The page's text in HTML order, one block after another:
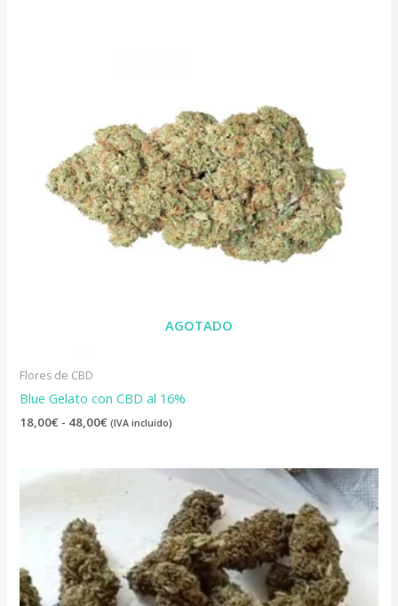
AGOTADO
Flores de CBD
Blue Gelato con CBD al 16%
18,00€ - 48,00€ (IVA incluido)